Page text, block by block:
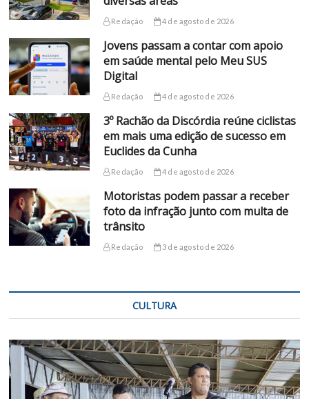
Redação 4 de agosto de 2026
Jovens passam a contar com apoio
em saúde mental pelo Meu SUS
Digital
Redação 4 de agosto de 2026
3º Rachão da Discórdia reúne ciclistas
em mais uma edição de sucesso em
Euclides da Cunha
Redação 4 de agosto de 2026
Motoristas podem passar a receber
foto da infração junto com multa de
trânsito
Redação 3 de agosto de 2026
CULTURA